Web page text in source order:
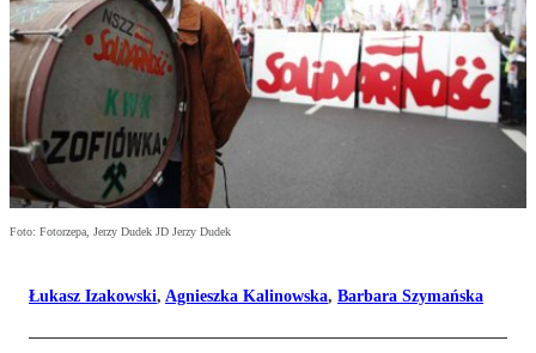
Foto: Fotorzepa, Jerzy Dudek JD Jerzy Dudek
Łukasz Izakowski, Agnieszka Kalinowska, Barbara Szymańska